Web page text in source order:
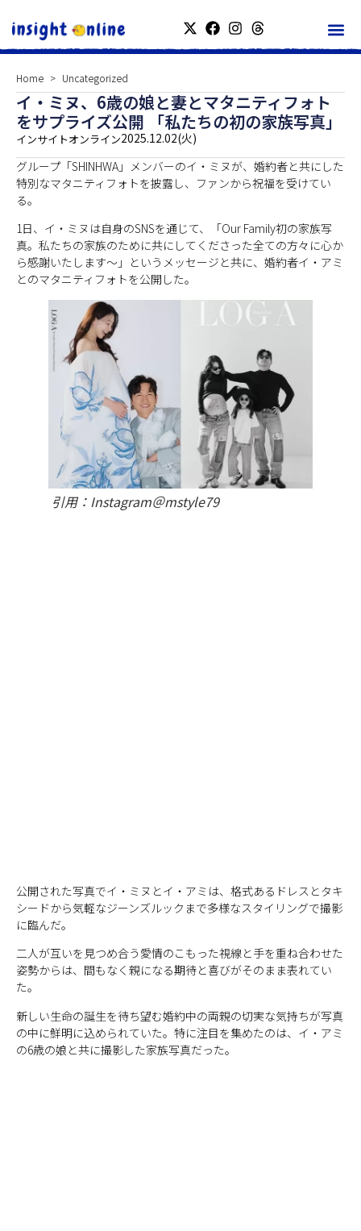
Home Uncategorized
イ・ミヌ、6歳の娘と妻とマタニティフォト
をサプライズ公開 「私たちの初の家族写真」
インサイトオンライン2025.12.02(火)
グループ「SHINHWA」メンバーのイ・ミヌが、婚約者と共にした
特別なマタニティフォトを披露し、ファンから祝福を受けてい
る。
1日、イ・ミヌは自身のSNSを通じて、「Our Family初の家族写
真。私たちの家族のために共にしてくださった全ての方々に心か
ら感謝いたします〜」というメッセージと共に、婚約者イ・アミ
とのマタニティフォトを公開した。
引用：Instagram＠mstyle79
公開された写真でイ・ミヌとイ・アミは、格式あるドレスとタキ
シードから気軽なジーンズルックまで多様なスタイリングで撮影
に臨んだ。
二人が互いを見つめ合う愛情のこもった視線と手を重ね合わせた
姿勢からは、間もなく親になる期待と喜びがそのまま表れてい
た。
新しい生命の誕生を待ち望む婚約中の両親の切実な気持ちが写真
の中に鮮明に込められていた。特に注目を集めたのは、イ・アミ
の6歳の娘と共に撮影した家族写真だった。